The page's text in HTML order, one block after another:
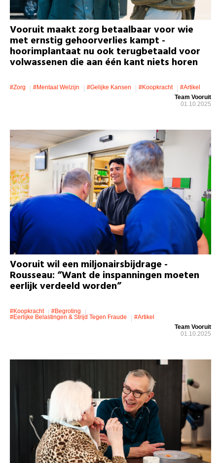
Vooruit maakt zorg betaalbaar voor wie
met ernstig gehoorverlies kampt -
hoorimplantaat nu ook terugbetaald voor
volwassenen die aan één kant niets horen
#zorg #mentaal Welzijn #gelijke Kansen #koopkracht
#artikel
Team Vooruit
01.10.2025
Vooruit wil een miljonairsbijdrage -
Rousseau: “Want de inspanningen moeten
eerlijk verdeeld worden”
#koopkracht
#Begroting
#eerlijke Belastingen & Strijd Tegen Fraude
#artikel
Team Vooruit
01.10.2025